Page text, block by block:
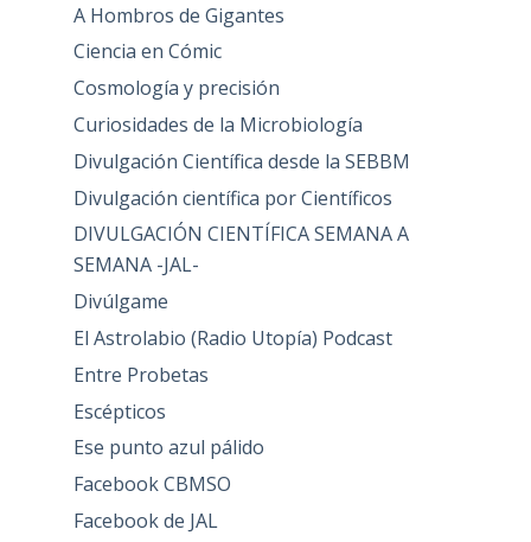
A Hombros de Gigantes
Ciencia en Cómic
Cosmología y precisión
Curiosidades de la Microbiología
Divulgación Científica desde la SEBBM
Divulgación científica por Científicos
DIVULGACIÓN CIENTÍFICA SEMANA A
SEMANA -JAL-
Divúlgame
El Astrolabio (Radio Utopía) Podcast
Entre Probetas
Escépticos
Ese punto azul pálido
Facebook CBMSO
Facebook de JAL